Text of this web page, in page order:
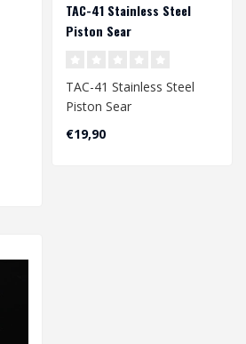
TAC-41 Stainless Steel
Piston Sear
TAC-41 Stainless Steel
Piston Sear
€19,90